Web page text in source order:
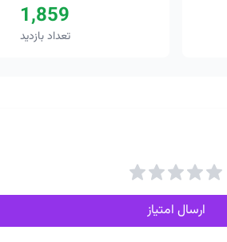
1,859
تعداد بازدید
ارسال امتیاز